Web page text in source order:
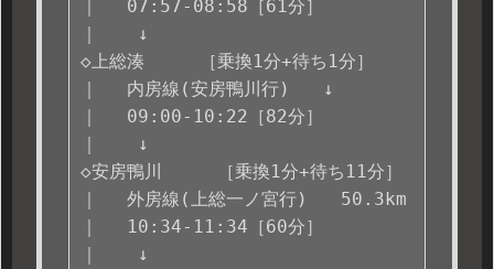
｜ 　07:57-08:58［61分］
｜ 　 ↓
◇上総湊     ［乗換1分+待ち1分］
｜ 　内房線(安房鴨川行)   ↓
｜ 　09:00-10:22［82分］
｜ 　 ↓
◇安房鴨川     ［乗換1分+待ち11分］
｜ 　外房線(上総一ノ宮行)   50.3km
｜ 　10:34-11:34［60分］
｜ 　 ↓